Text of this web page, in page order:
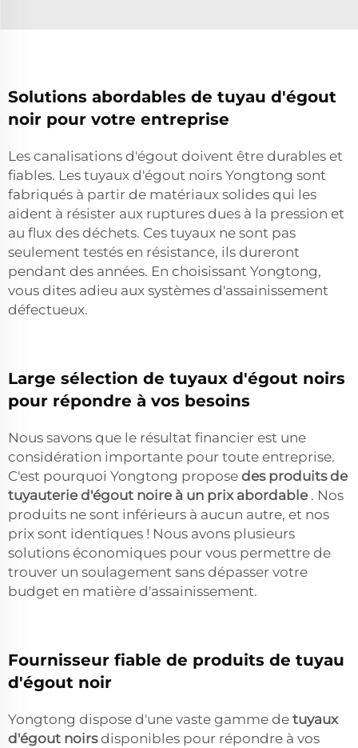
Solutions abordables de tuyau d'égout
noir pour votre entreprise
Les canalisations d'égout doivent être durables et
fiables. Les tuyaux d'égout noirs Yongtong sont
fabriqués à partir de matériaux solides qui les
aident à résister aux ruptures dues à la pression et
au flux des déchets. Ces tuyaux ne sont pas
seulement testés en résistance, ils dureront
pendant des années. En choisissant Yongtong,
vous dites adieu aux systèmes d'assainissement
défectueux.
Large sélection de tuyaux d'égout noirs
pour répondre à vos besoins
Nous savons que le résultat financier est une
considération importante pour toute entreprise.
C'est pourquoi Yongtong propose des produits de
tuyauterie d'égout noire à un prix abordable . Nos
produits ne sont inférieurs à aucun autre, et nos
prix sont identiques ! Nous avons plusieurs
solutions économiques pour vous permettre de
trouver un soulagement sans dépasser votre
budget en matière d'assainissement.
Fournisseur fiable de produits de tuyau
d'égout noir
Yongtong dispose d'une vaste gamme de tuyaux
d'égout noirsdisponibles pour répondre à vos